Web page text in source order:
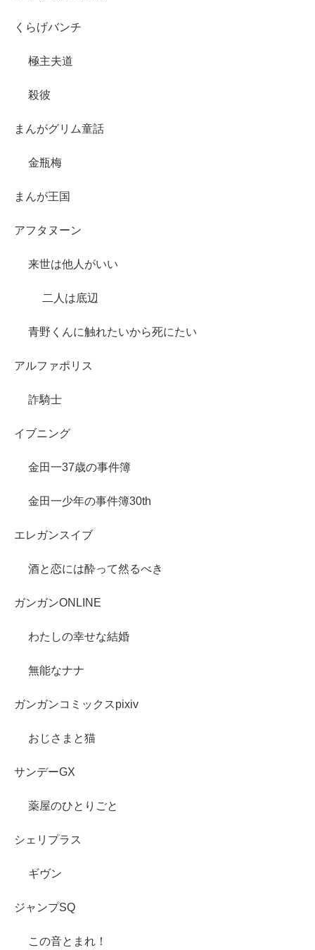
くらげバンチ
極主夫道
殺彼
まんがグリム童話
金瓶梅
まんが王国
アフタヌーン
来世は他人がいい
二人は底辺
青野くんに触れたいから死にたい
アルファポリス
詐騎士
イブニング
金田一37歳の事件簿
金田一少年の事件簿30th
エレガンスイブ
酒と恋には酔って然るべき
ガンガンONLINE
わたしの幸せな結婚
無能なナナ
ガンガンコミックスpixiv
おじさまと猫
サンデーGX
薬屋のひとりごと
シェリプラス
ギヴン
ジャンプSQ
この音とまれ！